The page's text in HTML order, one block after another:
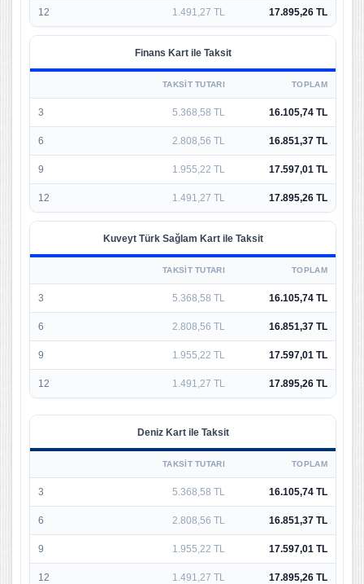
12 1.491,27 TL 17.895,26 TL
Finans Kart ile Taksit
TAKSIT TUTARI TOPLAM
3 5.368,58 TL 16.105,74 TL
6 2.808,56 TL 16.851,37 TL
9 1.955,22 TL 17.597,01 TL
12 1.491,27 TL 17.895,26 TL
Kuveyt Türk Sağlam Kart ile Taksit
TAKSIT TUTARI TOPLAM
3 5.368,58 TL 16.105,74 TL
6 2.808,56 TL 16.851,37 TL
9 1.955,22 TL 17.597,01 TL
12 1.491,27 TL 17.895,26 TL
Deniz Kart ile Taksit
TAKSIT TUTARI TOPLAM
3 5.368,58 TL 16.105,74 TL
6 2.808,56 TL 16.851,37 TL
9 1.955,22 TL 17.597,01 TL
12 1.491,27 TL 17.895,26 TL